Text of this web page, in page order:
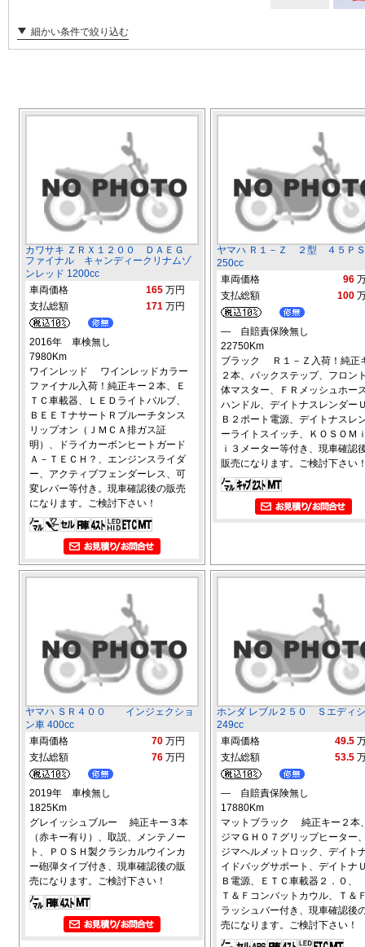
細かい条件で絞り込む
カワサキ ＺＲＸ１２００ ＤＡＥＧ
ファイナル キャンディークリナムゾ
ンレッド 1200cc
車両価格
165 万円
支払総額
171 万円
2016年 車検無し
7980Km
ワインレッド ワインレッドカラー
ファイナル入荷！純正キー２本、Ｅ
ＴＣ車載器、ＬＥＤライトバルブ、
ＢＥＥＴナサートＲブルーチタンス
リップオン（ＪＭＣＡ排ガス証
明）、ドライカーボンヒートガード
Ａ－ＴＥＣＨ？、エンジンスライダ
ー、アクティブフェンダーレス、可
変レバー等付き。現車確認後の販売
になります。ご検討下さい！
ヤマハ Ｒ１－Ｚ ２型 ４５ＰＳ
250cc
車両価格
96
支払総額
100
― 自賠責保険無し
22750Km
ブラック Ｒ１－Ｚ入荷！純正
２本、バックステップ、フロン
体マスター、ＦＲメッシュホー
ハンドル、デイトナスレンダー
Ｂ２ポート電源、デイトナスレ
ーライトスイッチ、ＫＯＳＯＭ
ｉ３メーター等付き、現車確認
販売になります。ご検討下さい
ヤマハ ＳＲ４００ インジェクショ
ン車 400cc
車両価格
70 万円
支払総額
76 万円
2019年 車検無し
1825Km
グレイッシュブルー 純正キー３本
（赤キー有り）、取説、メンテノー
ト、ＰＯＳＨ製クラシカルウインカ
ー砲弾タイプ付き、現車確認後の販
売になります。ご検討下さい！
ホンダ レブル２５０ Ｓエディ
249cc
車両価格
49.5
支払総額
53.5
― 自賠責保険無し
17880Km
マットブラック 純正キー２本
ジマＧＨ０７グリップヒーター
ジマヘルメットロック、デイト
イドバッグサポート、デイトナ
Ｂ電源、ＥＴＣ車載器２．０、
Ｔ＆Ｆコンバットカウル、Ｔ＆
ラッシュバー付き、現車確認後
売になります。ご検討下さい！